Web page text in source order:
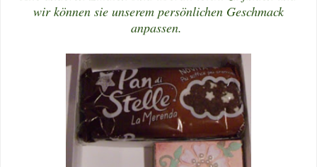
wir können sie unserem persönlichen Geschmack
anpassen.